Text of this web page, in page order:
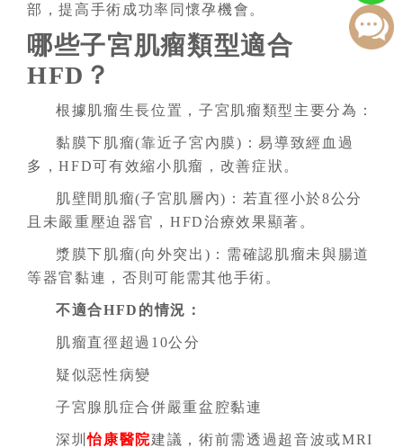
部，提高手術成功率同懷孕機會。
哪些子宮肌瘤類型適合
HFD？
根據肌瘤生長位置，子宮肌瘤類型主要分為：
黏膜下肌瘤(靠近子宮內膜)：易導致經血過
多，HFD可有效縮小肌瘤，改善症狀。
肌壁間肌瘤(子宮肌層內)：若直徑小於8公分
且未嚴重壓迫器官，HFD治療效果顯著。
漿膜下肌瘤(向外突出)：需確認肌瘤未與腸道
等器官黏連，否則可能需其他手術。
不適合HFD的情況：
肌瘤直徑超過10公分
疑似惡性病變
子宮腺肌症合併嚴重盆腔黏連
深圳怡康醫院建議，術前需透過超音波或MRI